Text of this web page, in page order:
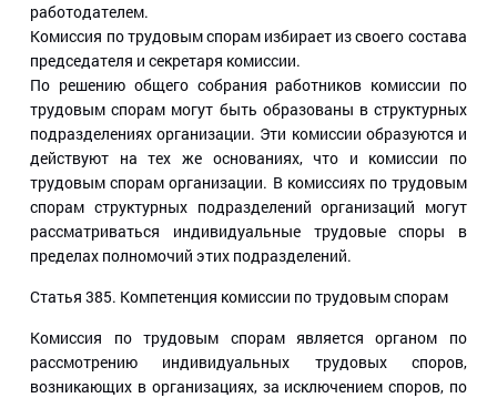
работодателем.
Комиссия по трудовым спорам избирает из своего состава
председателя и секретаря комиссии.
По решению общего собрания работников комиссии по
трудовым спорам могут быть образованы в структурных
подразделениях организации. Эти комиссии образуются и
действуют на тех же основаниях, что и комиссии по
трудовым спорам организации. В комиссиях по трудовым
спорам структурных подразделений организаций могут
рассматриваться индивидуальные трудовые споры в
пределах полномочий этих подразделений.
Статья 385. Компетенция комиссии по трудовым спорам
Комиссия по трудовым спорам является органом по
рассмотрению индивидуальных трудовых споров,
возникающих в организациях, за исключением споров, по